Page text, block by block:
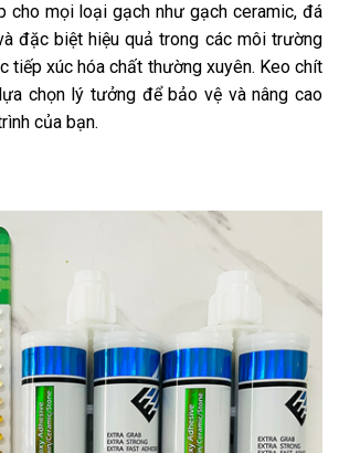
cho mọi loại gạch như gạch ceramic, đá
đặc biệt hiệu quả trong các môi trường
tiếp xúc hóa chất thường xuyên. Keo chít
chọn lý tưởng để bảo vệ và nâng cao
của bạn.